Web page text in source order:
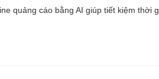
quảng cáo bằng AI giúp tiết kiệm thời